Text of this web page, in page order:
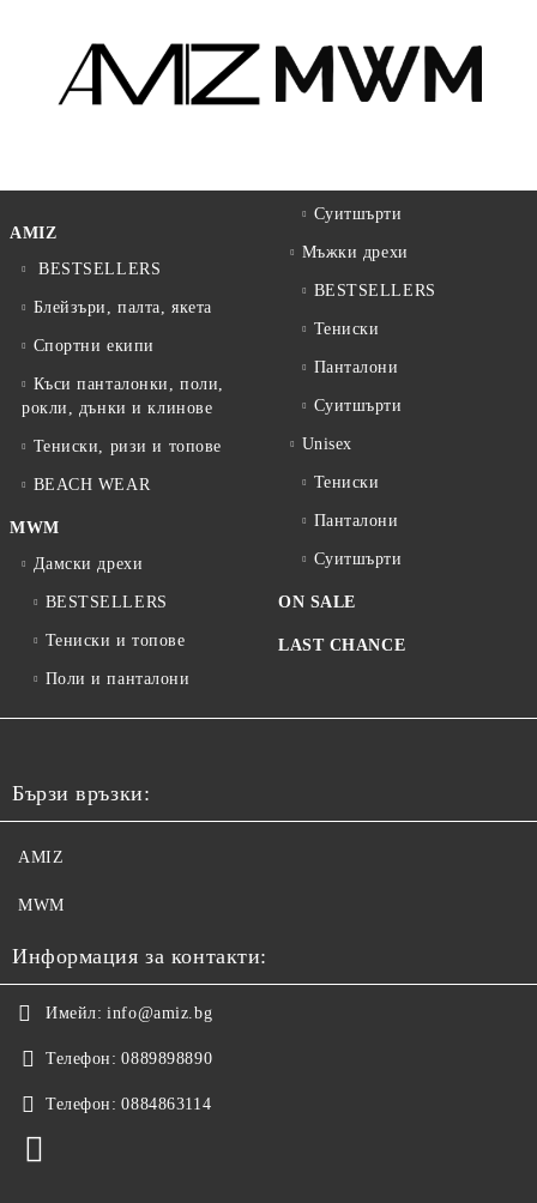
AMIZ
BESTSELLERS
Блейзъри, палта, якета
Спортни екипи
Къси панталонки, поли,
рокли, дънки и клинове
Тениски, ризи и топове
BEACH WEAR
MWM
Дамски дрехи
BESTSELLERS
Тениски и топове
Поли и панталони
Суитшърти
Мъжки дрехи
BESTSELLERS
Тениски
Панталони
Суитшърти
Unisex
Тениски
Панталони
Суитшърти
ON SALE
LAST CHANCE
Бързи връзки:
AMIZ
MWM
Информация за контакти:
Имейл: info@amiz.bg
Телефон: 0889898890
Телефон: 0884863114